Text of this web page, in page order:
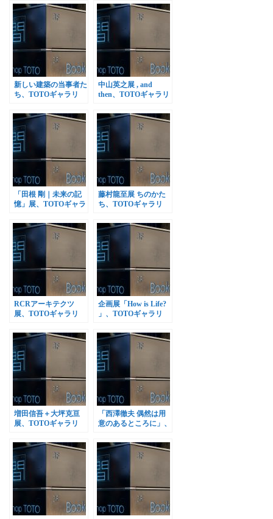
新しい建築の当事者た
ち、TOTOギャラリ
中山英之展 , and
then、TOTOギャラリ
「田根 剛｜未来の記
憶」展、TOTOギャラ
藤村龍至展 ちのかた
ち、TOTOギャラリ
RCRアーキテクツ
展、TOTOギャラリ
企画展「How is Life?
」、TOTOギャラリ
増田信吾＋大坪克亘
展、TOTOギャラリ
「西澤徹夫 偶然は用
意のあるところに」、
で開催